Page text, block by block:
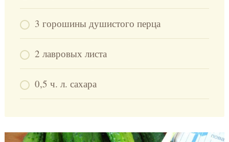
3 горошины душистого перца
2 лавровых листа
0,5 ч. л. сахара